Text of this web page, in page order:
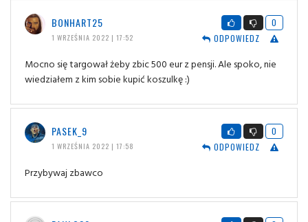
BONHART25
1 WRZEŚNIA 2022 | 17:52
0
ODPOWIEDZ
Mocno się targował żeby zbic 500 eur z pensji. Ale spoko, nie
wiedziałem z kim sobie kupić koszulkę :)
PASEK_9
1 WRZEŚNIA 2022 | 17:58
0
ODPOWIEDZ
Przybywaj zbawco